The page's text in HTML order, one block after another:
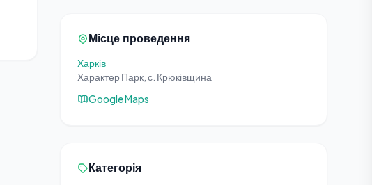
Місце проведення
Харків
Характер Парк, с. Крюківщина
Google Maps
Категорія